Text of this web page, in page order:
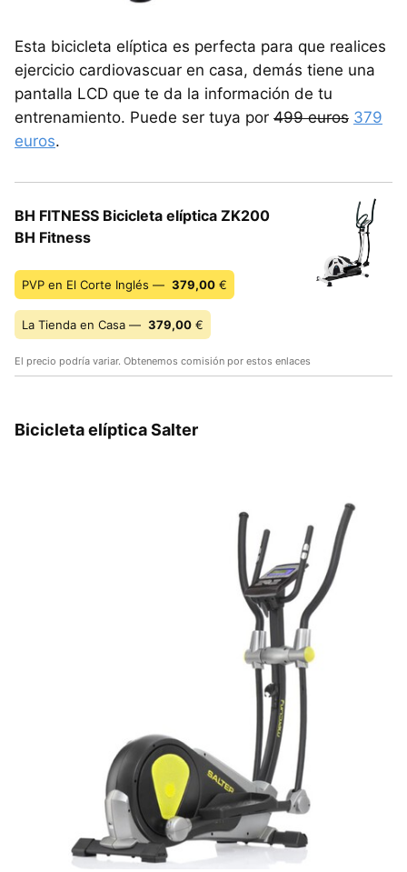
Esta bicicleta elíptica es perfecta para que realices
ejercicio cardiovascuar en casa, demás tiene una
pantalla LCD que te da la información de tu
entrenamiento. Puede ser tuya por 499 euros 379
euros.
BH FITNESS Bicicleta elíptica ZK200
BH Fitness
PVP en El Corte Inglés — 379,00 €
La Tienda en Casa — 379,00 €
El precio podría variar. Obtenemos comisión por estos enlaces
Bicicleta elíptica Salter